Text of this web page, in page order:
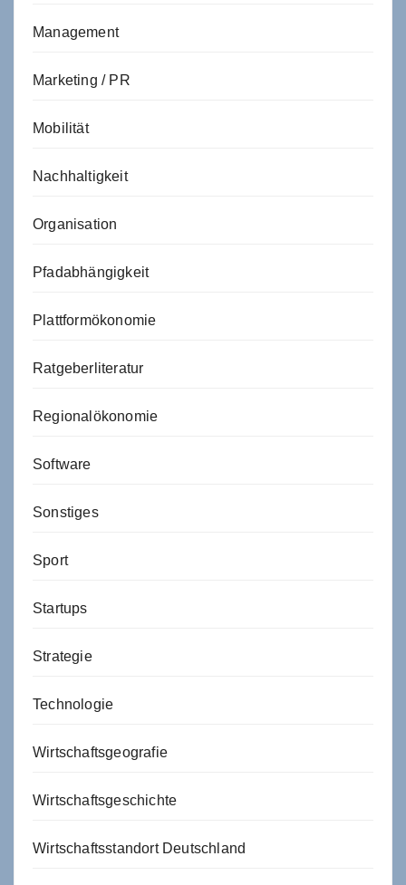
Management
Marketing / PR
Mobilität
Nachhaltigkeit
Organisation
Pfadabhängigkeit
Plattformökonomie
Ratgeberliteratur
Regionalökonomie
Software
Sonstiges
Sport
Startups
Strategie
Technologie
Wirtschaftsgeografie
Wirtschaftsgeschichte
Wirtschaftsstandort Deutschland